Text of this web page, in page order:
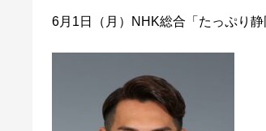
6月1日（月）NHK総合「たっぷり